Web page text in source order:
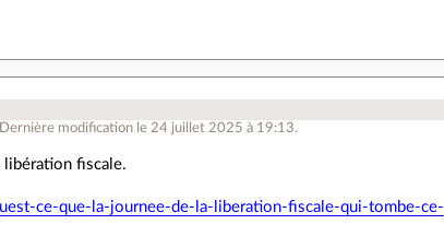
Dernière modification le 24 juillet 2025 à 19:13.
libération fiscale.
ce-que-la-journee-de-la-liberation-fiscale-qui-tombe-ce-